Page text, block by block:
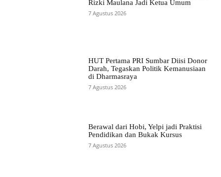
Rizki Maulana Jadi Ketua Umum
7 Agustus 2026
HUT Pertama PRI Sumbar Diisi Donor
Darah, Tegaskan Politik Kemanusiaan
di Dharmasraya
7 Agustus 2026
Berawal dari Hobi, Yelpi jadi Praktisi
Pendidikan dan Bukak Kursus
7 Agustus 2026